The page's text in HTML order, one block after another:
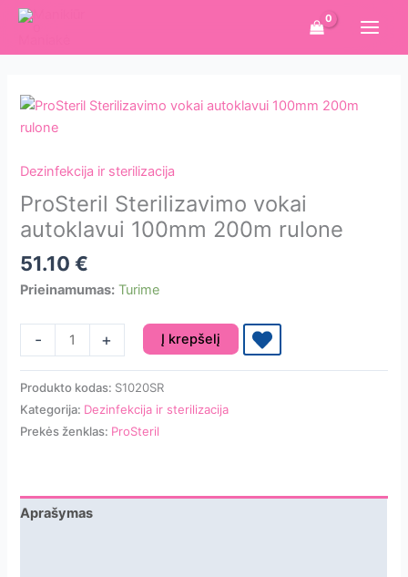
Pereiti
turinio
Dezinfekcija ir sterilizacija
ProSteril Sterilizavimo vokai
autoklavui 100mm 200m rulone
51.10€
Prieinamumas: Turime
-
produkto
kiekis:
vokai
rulone
+ Į krepšelį
Produkto kodas: S1020SR
Kategorija: Dezinfekcija ir sterilizacija
Prekės ženklas: ProSteril
Aprašymas